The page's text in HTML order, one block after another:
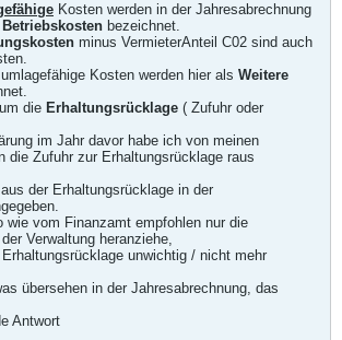
Kosten werden in der Jahresabrechnung
Betriebskosten bezeichnet.
minus VermieterAnteil C02 sind auch
Kosten werden hier als Weitere
die Erhaltungsrücklage ( Zufuhr oder
im Jahr davor habe ich von meinen
die Zufuhr zur Erhaltungsrücklage raus
der Erhaltungsrücklage in der
wie vom Finanzamt empfohlen nur die
Verwaltung heranziehe,
unwichtig / nicht mehr
übersehen in der Jahresabrechnung, das
Antwort